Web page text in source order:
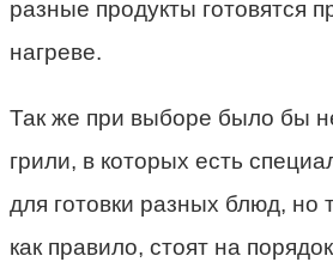
разные продукты готовятся
нагреве.
Так же при выборе было бы
грили, в которых есть
для готовки разных блюд, но
как правило, стоят на